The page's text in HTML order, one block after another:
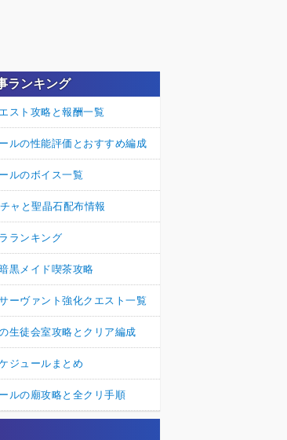
ランキング
スト攻略と報酬一覧
ルの性能評価とおすすめ編成
ルのボイス一覧
ャと聖晶石配布情報
ランキング
黒メイド喫茶攻略
ーヴァント強化クエスト一覧
生徒会室攻略とクリア編成
ジュールまとめ
ルの廟攻略と全クリ手順